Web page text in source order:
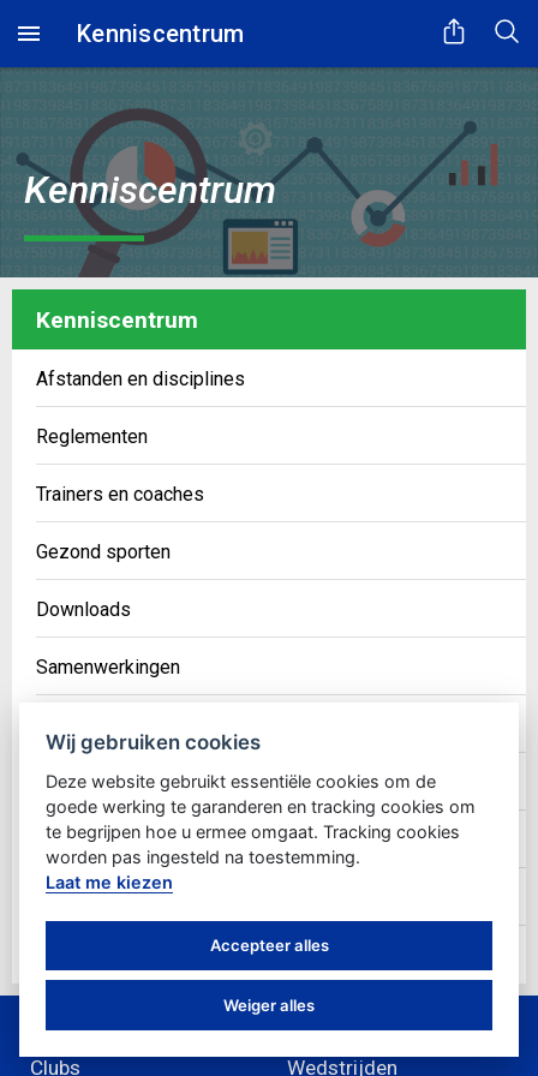
Even geduld...
Kenniscentrum
Kenniscentrum
Kenniscentrum
Afstanden en disciplines
Reglementen
Trainers en coaches
Gezond sporten
Downloads
Samenwerkingen
Jeugd
Goed bestuur
Verzekering
Clubs Wedstrijden
Wij gebruiken cookies
Deze website gebruikt essentiële cookies om de
goede werking te garanderen en tracking cookies om
te begrijpen hoe u ermee omgaat. Tracking cookies
worden pas ingesteld na toestemming.
Laat me kiezen
Accepteer alles
Weiger alles